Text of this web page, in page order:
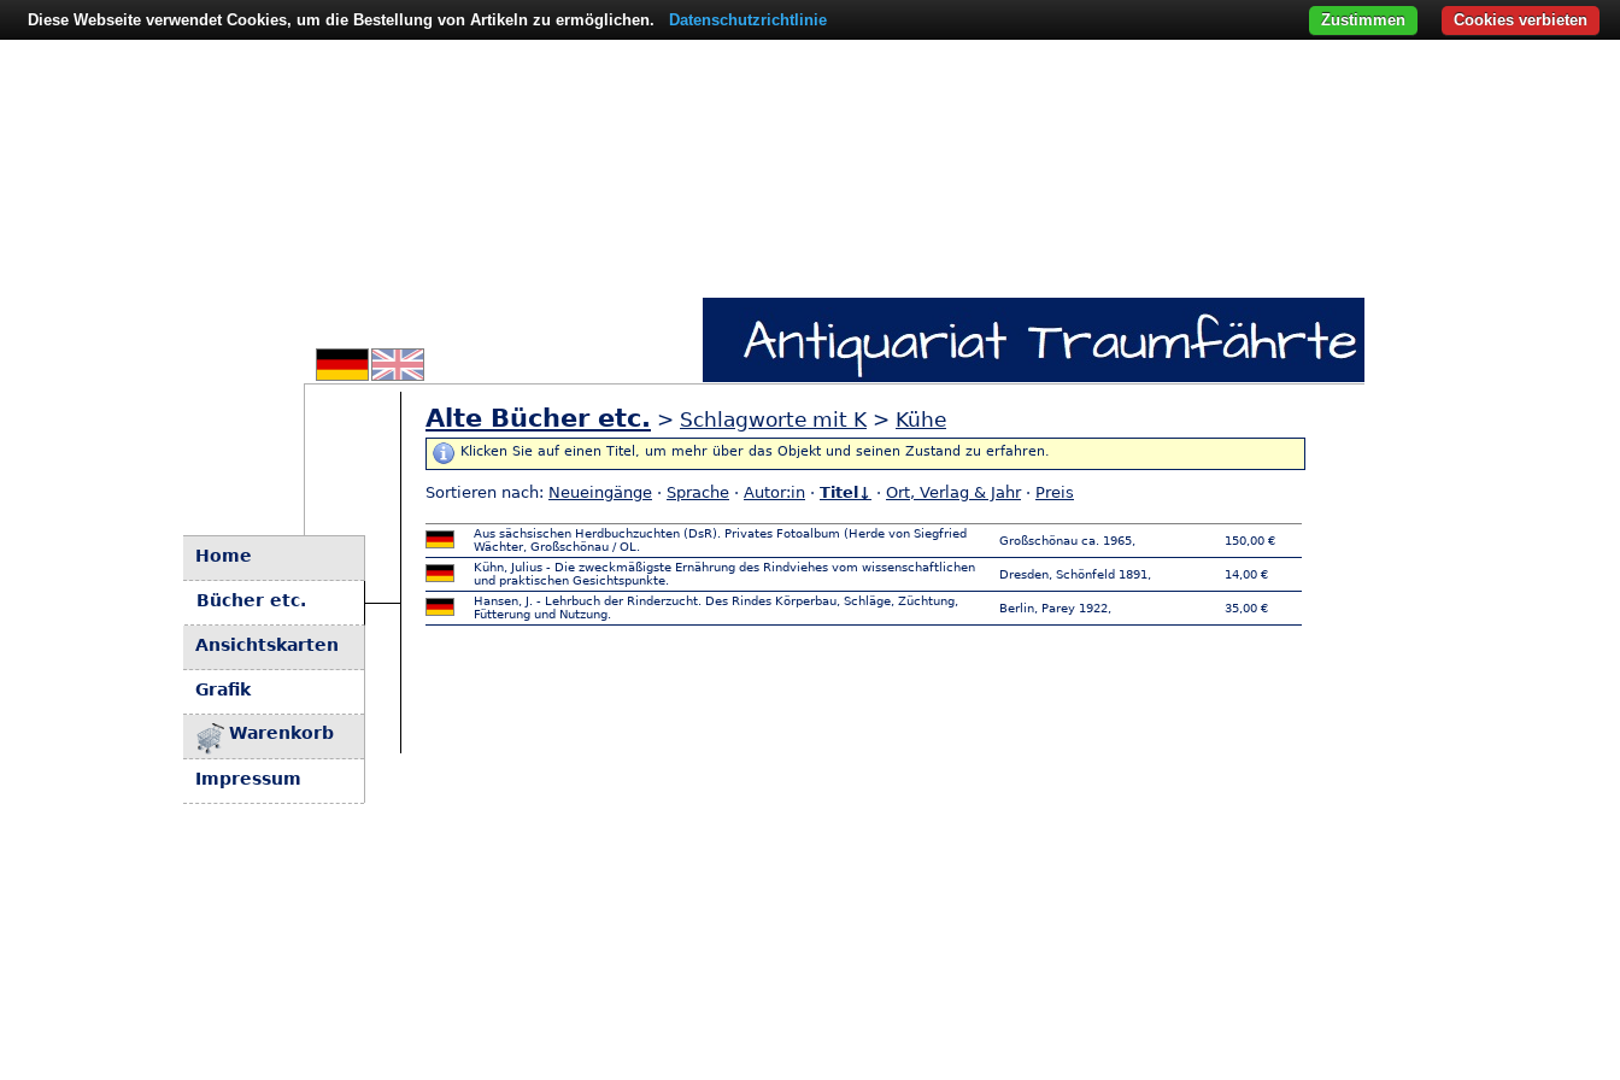
Home
Bücher etc.
Ansichtskarten
Grafik
Warenkorb
Impressum
Alte Bücher etc. > Schlagworte mit K> Kühe
Klicken Sie auf einen Titel, um mehr über das Objekt und seinen Zustand zu erfahren.
Sortieren nach: Neueingänge · Sprache · Autor:in · Titel↓ · Ort, Verlag & Jahr· Preis
Aus sächsischen Herdbuchzuchten (DsR). Privates Fotoalbum (Herde von Siegfried
Wächter, Großschönau / OL.
Großschönau ca. 1965,
150,00 €
Kühn, Julius - Die zweckmäßigste Ernährung des Rindviehes vom wissenschaftlichen
und praktischen Gesichtspunkte.
Dresden, Schönfeld 1891,
14,00 €
Hansen, J. - Lehrbuch der Rinderzucht. Des Rindes Körperbau, Schläge, Züchtung,
Fütterung und Nutzung.
Berlin, Parey 1922, 35,00 €
Diese Webseite verwendet Cookies, um die Bestellung von Artikeln zu ermöglichen. Datenschutzrichtlinie Cookies verbieten
Zustimmen